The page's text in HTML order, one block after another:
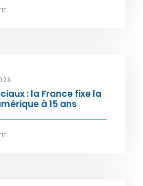
: la France fixe la
à 15 ans